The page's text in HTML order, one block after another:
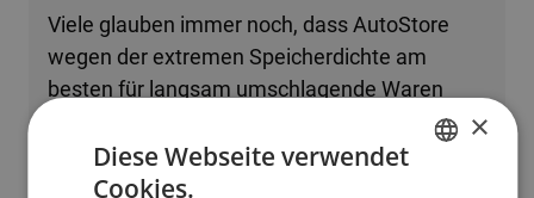
Viele glauben immer noch, dass AutoStore
wegen der extremen Speicherdichte am
besten für langsam umschlagende Waren
oder kleine Betriebe geeignet ist. Tatsache ist,
dass das System problemlos mehrere
zehntausend Bestellzeilen pro Stunde
×
Diese Webseite verwendet
Cookies.